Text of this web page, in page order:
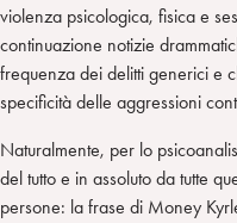
violenza psicologica, fisica e
continuazione notizie
frequenza dei delitti generici e
specificità delle aggressioni
Naturalmente, per lo
del tutto e in assoluto da tutte
persone: la frase di Money